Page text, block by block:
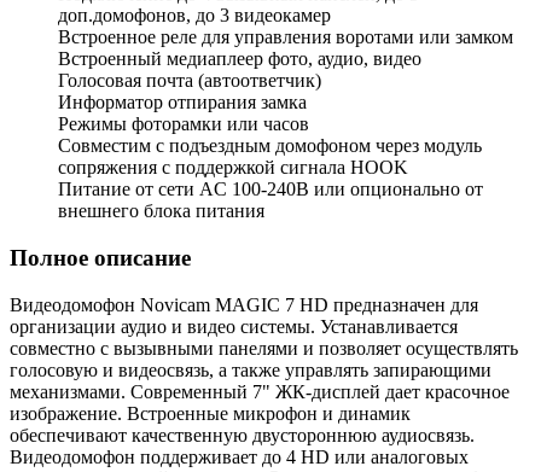
доп.домофонов, до 3 видеокамер
Встроенное реле для управления воротами или замком
Встроенный медиаплеер фото, аудио, видео
Голосовая почта (автоответчик)
Информатор отпирания замка
Режимы фоторамки или часов
Совместим с подъездным домофоном через модуль
сопряжения c поддержкой сигнала HOOK
Питание от сети AC 100-240В или опционально от
внешнего блока питания
Полное описание
Видеодомофон Novicam MAGIC 7 HD предназначен для
организации аудио и видео системы. Устанавливается
совместно с вызывными панелями и позволяет осуществлять
голосовую и видеосвязь, а также управлять запирающими
механизмами. Современный 7" ЖК-дисплей дает красочное
изображение. Встроенные микрофон и динамик
обеспечивают качественную двустороннюю аудиосвязь.
Видеодомофон поддерживает до 4 HD или аналоговых